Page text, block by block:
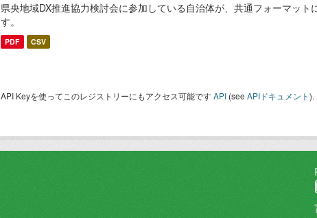
県央地域DX推進協力検討会に参加している自治体が、共通フォーマッ
す。
PDF CSV
API Keyを使ってこのレジストリーにもアクセス可能ですAPI (see APIドキュメント).